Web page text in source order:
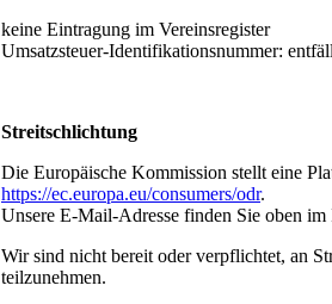
keine Eintragung im Vereinsregister
Umsatzsteuer-Identifikationsnummer:
Streitschlichtung
Die Europäische Kommission stellt eine
https://ec.europa.eu/consumers/odr.
Unsere E-Mail-Adresse finden Sie oben im
Wir sind nicht bereit oder verpflichtet, an
teilzunehmen.